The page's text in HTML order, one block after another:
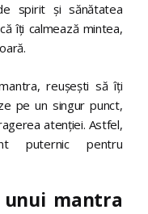
spirit și sănătatea
îți calmează mintea,
reușești să îți
pe un singur punct,
atenției. Astfel,
puternic pentru
mantra